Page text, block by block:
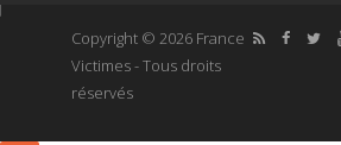
Copyright © 2026 France
Victimes - Tous droits
réservés